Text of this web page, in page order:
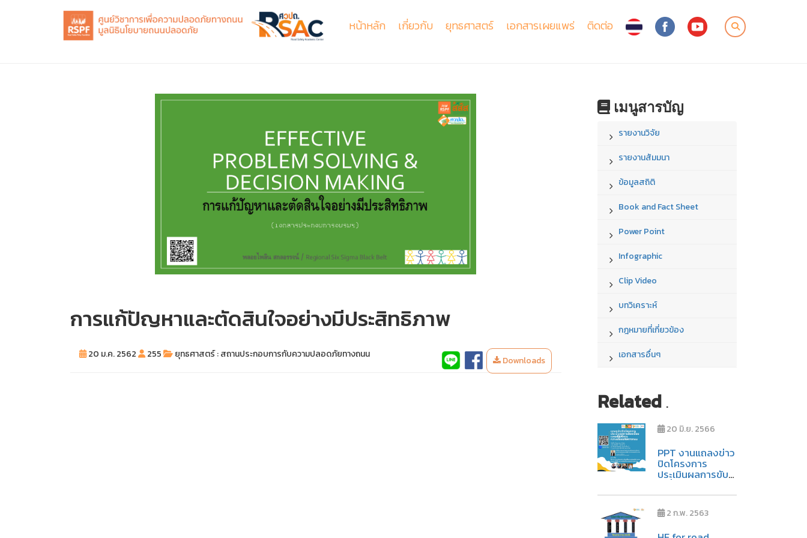
หน้าหลัก เกี่ยวกับ ยุทธศาสตร์ เอกสารเผยแพร่ ติดต่อ
การแก้ปัญหาและตัดสินใจอย่างมีประสิทธิภาพ
20 ม.ค. 2562 255 ยุทธศาสตร์ : สถานประกอบการกับความปลอดภัยทางถนน
Downloads
เมนูสารบัญ
รายงานวิจัย
รายงานสัมมนา
ข้อมูลสถิติ
Book and Fact Sheet
Power Point
Infographic
Clip Video
บทวิเคราะห์
กฎหมายที่เกี่ยวข้อง
เอกสารอื่นๆ
Related.
20 มิ.ย. 2566
PPT งานแถลงข่าว
ปิดโครงการ
ประเมินผลการขับ
เคลื่อนแผนปฏิบัติ
การความปลอดภัย
ทางถนน วันที่ 6
มิถุนายน 2566
2 ก.พ. 2563